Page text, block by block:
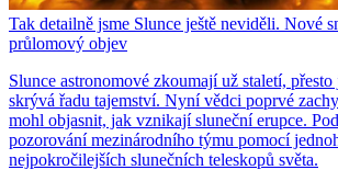
Tak detailně jsme Slunce ještě neviděli. Nové
průlomový objev
Slunce astronomové zkoumají už staletí, přesto
skrývá řadu tajemství. Nyní vědci poprvé
mohl objasnit, jak vznikají sluneční erupce.
pozorování mezinárodního týmu pomocí
nejpokročilejších slunečních teleskopů světa.